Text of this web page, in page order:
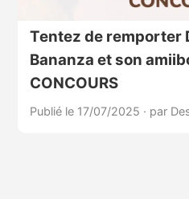
Tentez de remporter
Bananza et son
CONCOURS
Publié le 17/07/2025 · par